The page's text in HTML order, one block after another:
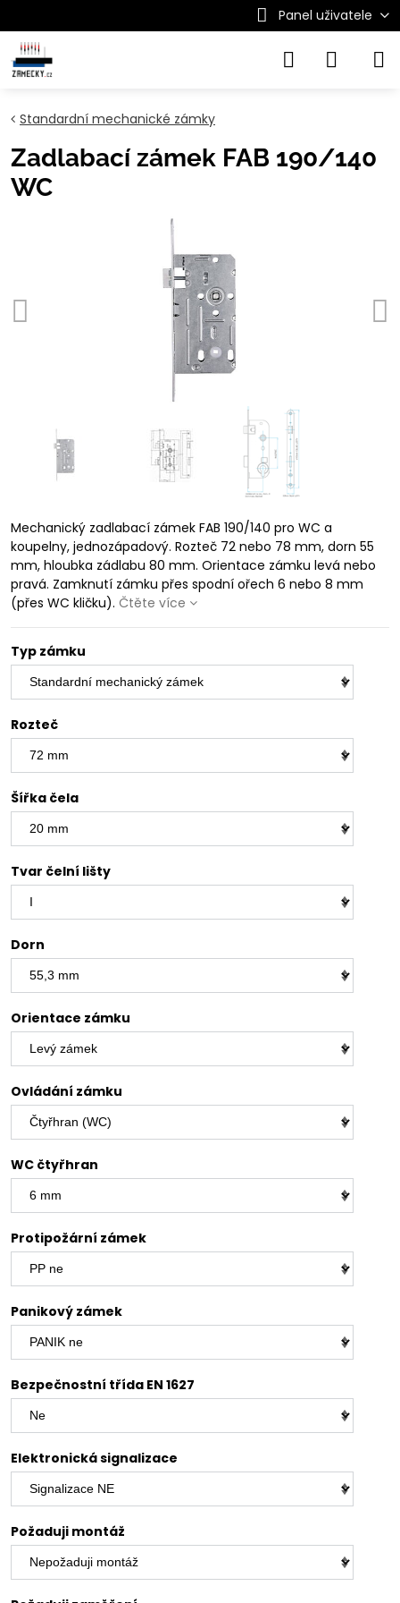
Panel uživatele
Standardní mechanické zámky
Zadlabací zámek FAB 190/140
WC
Mechanický zadlabací zámek FAB 190/140 pro WC a
koupelny, jednozápadový. Rozteč 72 nebo 78 mm, dorn 55
mm, hloubka zádlabu 80 mm. Orientace zámku levá nebo
pravá. Zamknutí zámku přes spodní ořech 6 nebo 8 mm
(přes WC kličku). Čtěte více
Typ zámku
Rozteč
Šířka čela
Tvar čelní lišty
Dorn
Orientace zámku
Ovládání zámku
WC čtyřhran
Protipožární zámek
Panikový zámek
Bezpečnostní třída EN 1627
Elektronická signalizace
Požaduji montáž